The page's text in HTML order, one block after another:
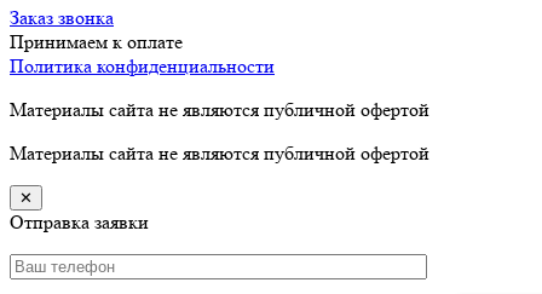
Заказ звонка
Принимаем к оплате
Политика конфиденциальности
Материалы сайта не являются публичной офертой
Материалы сайта не являются публичной офертой
✕
Отправка заявки